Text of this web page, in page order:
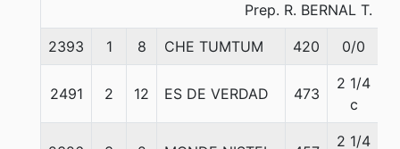
Prep. R. BERNAL T.
2393 1 8 CHE TUMTUM 420 0/0
2491 2 12 ES DE VERDAD 473
2 1/4
c
2 1/4